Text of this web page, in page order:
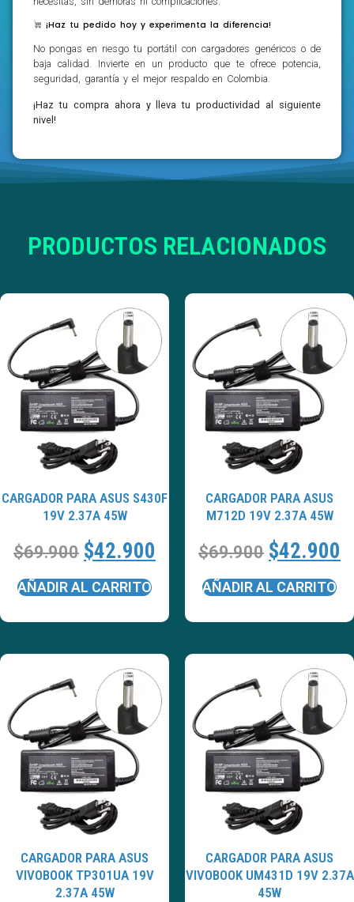
¡Haz tu pedido hoy y experimenta la diferencia!
No pongas en riesgo tu portátil con cargadores genéricos o de
baja calidad. Invierte en un producto que te ofrece potencia,
seguridad, garantía y el mejor respaldo en Colombia.
¡Haz tu compra ahora y lleva tu productividad al siguiente
nivel!
PRODUCTOS RELACIONADOS
CARGADOR PARA ASUS S430F
19V 2.37A 45W
$69.900 $42.900
AÑADIR AL CARRITO
CARGADOR PARA ASUS
M712D 19V 2.37A 45W
$69.900 $42.900
AÑADIR AL CARRITO
CARGADOR PARA ASUS
VIVOBOOK TP301UA 19V
2.37A 45W
CARGADOR PARA ASUS
VIVOBOOK UM431D 19V 2.37A
45W